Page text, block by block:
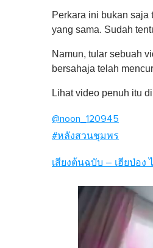
Perkara ini bukan
yang sama. Sudah
Namun, tular sebuah
bersahaja telah
Lihat video penuh itu
@noon_120945
#หลังสวนชุมพร
เสียงต้นฉบับ – เฮียป่อง